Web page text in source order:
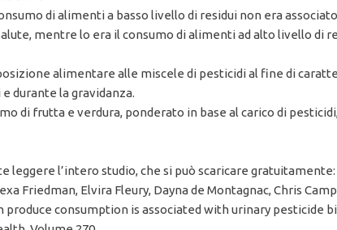
di alimenti a basso livello di residui non era
mentre lo era il consumo di alimenti ad alto livello di
alimentare alle miscele di pesticidi al fine di
durante la gravidanza.
di frutta e verdura, ponderato in base al carico di
leggere l’intero studio, che si può scaricare gratuitamente:
Friedman, Elvira Fleury, Dayna de Montagnac, Chris
produce consumption is associated with urinary pesticide